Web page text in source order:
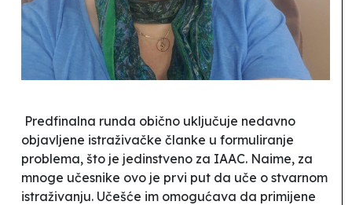
Predfinalna runda obično uključuje nedavno
objavljene istraživačke članke u formuliranje
problema, što je jedinstveno za IAAC. Naime, za
mnoge učesnike ovo je prvi put da uče o stvarnom
istraživanju. Učešće im omogućava da primijene